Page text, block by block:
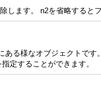
ます。 n2を省略すると
る様なオブジェクトで
定することができます。